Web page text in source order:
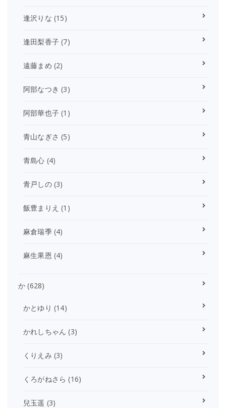
逢沢りな (15)
逢田梨香子 (7)
遠藤まめ (2)
阿部なつき (3)
阿部華也子 (1)
青山なぎさ (5)
青島心 (4)
青戸しの(3)
飯豊まりえ (1)
麻倉瑞季(4)
麻生果恩 (4)
か (628)
かとゆり (14)
かれしちゃん (3)
くりえみ (3)
くろがねさら (16)
兒玉遥 (3)